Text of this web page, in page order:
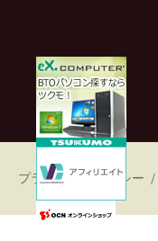
プライバシーポリシー